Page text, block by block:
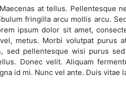
at tellus. Pellentesque
fringilla arcu mollis arcu.
ipsum dolor sit amet,
metus. Morbi volutpat purus
sed pellentesque wisi purus
Donec velit. Aliquam
id mi. Nunc vel ante. Duis vitae